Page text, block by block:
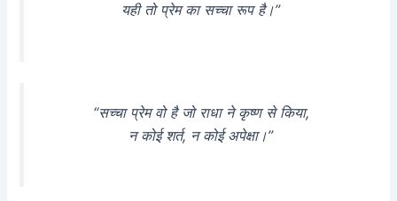
यही तो प्रेम का सच्चा रूप है।”
“सच्चा प्रेम वो है जो राधा ने कृष्ण से किया,
न कोई शर्त, न कोई अपेक्षा।”